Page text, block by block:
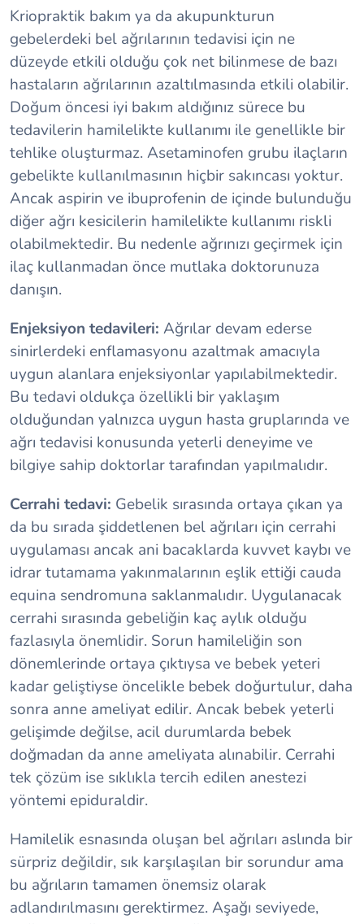
Kriopraktik bakım ya da akupunkturun
gebelerdeki bel ağrılarının tedavisi için ne
düzeyde etkili olduğu çok net bilinmese de bazı
hastaların ağrılarının azaltılmasında etkili olabilir.
Doğum öncesi iyi bakım aldığınız sürece bu
tedavilerin hamilelikte kullanımı ile genellikle bir
tehlike oluşturmaz. Asetaminofen grubu ilaçların
gebelikte kullanılmasının hiçbir sakıncası yoktur.
Ancak aspirin ve ibuprofenin de içinde bulunduğu
diğer ağrı kesicilerin hamilelikte kullanımı riskli
olabilmektedir. Bu nedenle ağrınızı geçirmek için
ilaç kullanmadan önce mutlaka doktorunuza
danışın.
Enjeksiyon tedavileri: Ağrılar devam ederse
sinirlerdeki enflamasyonu azaltmak amacıyla
uygun alanlara enjeksiyonlar yapılabilmektedir.
Bu tedavi oldukça özellikli bir yaklaşım
olduğundan yalnızca uygun hasta gruplarında ve
ağrı tedavisi konusunda yeterli deneyime ve
bilgiye sahip doktorlar tarafından yapılmalıdır.
Cerrahi tedavi: Gebelik sırasında ortaya çıkan ya
da bu sırada şiddetlenen bel ağrıları için cerrahi
uygulaması ancak ani bacaklarda kuvvet kaybı ve
idrar tutamama yakınmalarının eşlik ettiği cauda
equina sendromuna saklanmalıdır. Uygulanacak
cerrahi sırasında gebeliğin kaç aylık olduğu
fazlasıyla önemlidir. Sorun hamileliğin son
dönemlerinde ortaya çıktıysa ve bebek yeteri
kadar geliştiyse öncelikle bebek doğurtulur, daha
sonra anne ameliyat edilir. Ancak bebek yeterli
gelişimde değilse, acil durumlarda bebek
doğmadan da anne ameliyata alınabilir. Cerrahi
tek çözüm ise sıklıkla tercih edilen anestezi
yöntemi epiduraldir.
Hamilelik esnasında oluşan bel ağrıları aslında bir
sürpriz değildir, sık karşılaşılan bir sorundur ama
bu ağrıların tamamen önemsiz olarak
adlandırılmasını gerektirmez. Aşağı seviyede,